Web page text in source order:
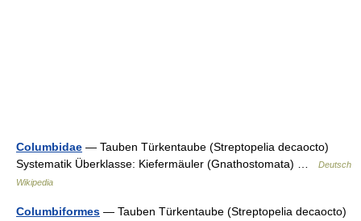
Columbidae — Tauben Türkentaube (Streptopelia decaocto)
Systematik Überklasse: Kiefermäuler (Gnathostomata) …
Deutsch
Wikipedia
Columbiformes — Tauben Türkentaube (Streptopelia decaocto)